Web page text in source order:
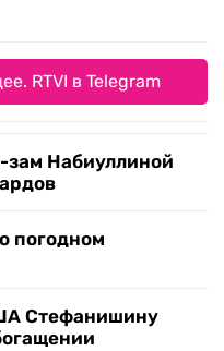
RTVI в Telegram
зам Набиуллиной
погодном
Стефанишину